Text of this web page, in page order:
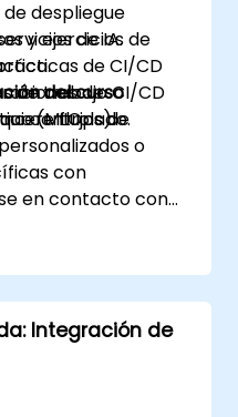
despliegue
de IA.
de CI/CD
de
(MLOps).
y ejercicios de
de trabajo CI/CD
controlado.
del curso
flujos de
o
con
en contacto con
Integración de